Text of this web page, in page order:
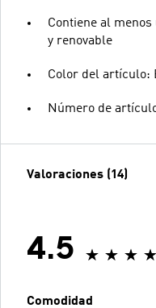
Contiene al
y renovable
Color del artículo:
Número de
Valoraciones (14)
4.5
Comodidad